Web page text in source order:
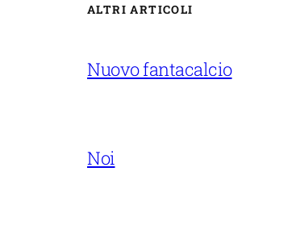
ALTRI ARTICOLI
Nuovo fantacalcio
Noi